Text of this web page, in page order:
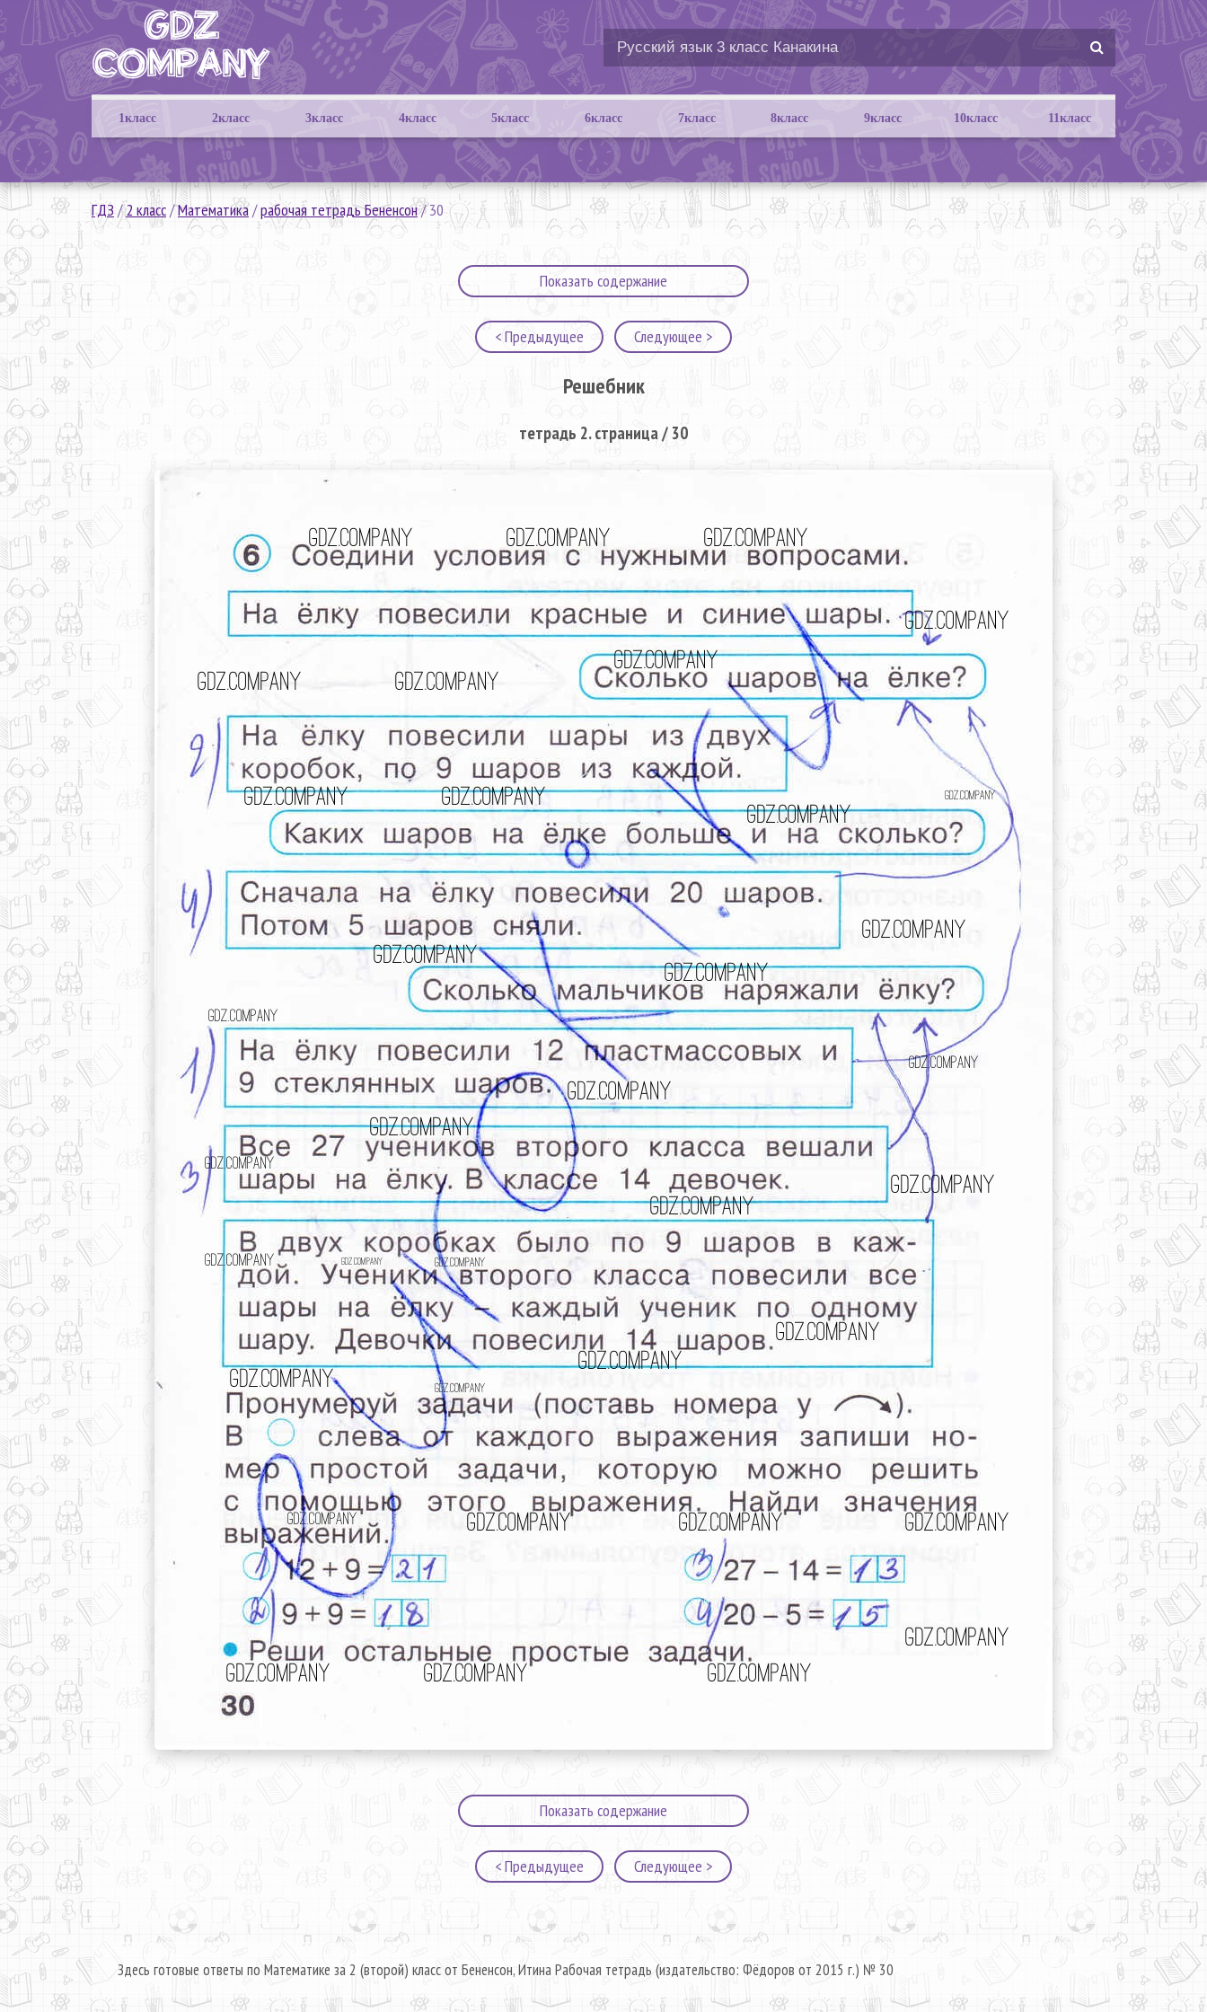
1класс 2класс 3класс 4класс 5класс 6класс 7класс 8класс 9класс 10класс 11класс
ГДЗ /2 класс/Математика/рабочая тетрадь Бененсон/30
Показать содержание
< Предыдущее Следующее >
Решебник
тетрадь 2. страница / 30
Показать содержание
< Предыдущее Следующее >
Здесь готовые ответы по Математике за 2 (второй) класс от Бененсон, Итина Рабочая тетрадь (издательство: Фёдоров от 2015 г.) № 30